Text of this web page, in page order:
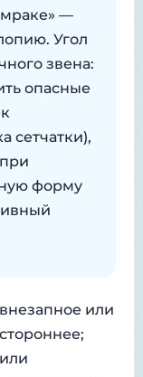
—
Угол
звена:
опасные
сетчатки),
форму
или